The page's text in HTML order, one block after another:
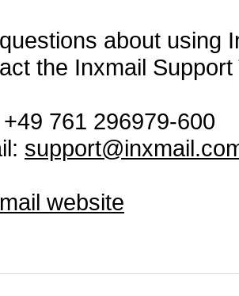
about using
the Inxmail
+49 761 296979-600
website